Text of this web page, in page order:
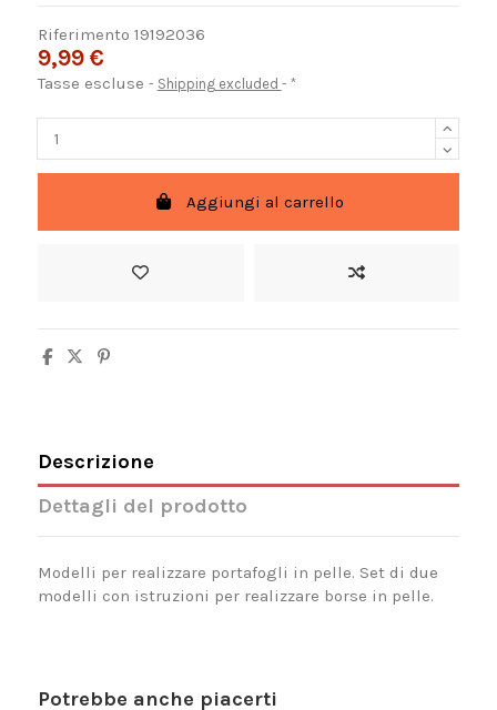
Riferimento 19192036
9,99 €
Tasse escluse Shipping excluded *
Aggiungi al carrello
Descrizione
Dettagli del prodotto
Modelli per realizzare portafogli in pelle. Set di due
modelli con istruzioni per realizzare borse in pelle.
Potrebbe anche piacerti